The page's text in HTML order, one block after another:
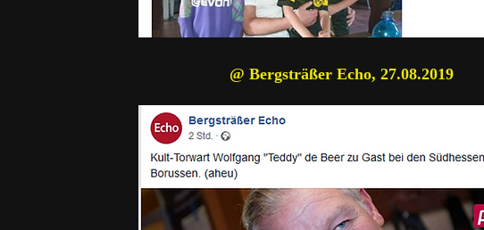
@ Bergsträßer Echo, 27.08.2019